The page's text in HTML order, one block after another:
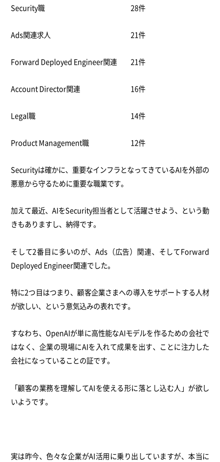
Security職 28件
Ads関連求人 21件
Forward Deployed Engineer関連 21件
Account Director関連 16件
Legal職 14件
Product Management職 12件
Securityは確かに、重要なインフラとなってきているAIを外部の
悪意から守るために重要な職業です。
加えて最近、AIをSecurity担当者として活躍させよう、という動
きもありますし、納得です。
そして2番目に多いのが、Ads（広告）関連、そしてForward
Deployed Engineer関連でした。
特に2つ目はつまり、顧客企業さまへの導入をサポートする人材
が欲しい、という意気込みの表れです。
すなわち、OpenAIが単に高性能なAIモデルを作るための会社で
はなく、企業の現場にAIを入れて成果を出す、ことに注力した
会社になっていることの証です。
「顧客の業務を理解してAIを使える形に落とし込む人」が欲し
いようです。
実は昨今、色々な企業がAI活用に乗り出していますが、本当に